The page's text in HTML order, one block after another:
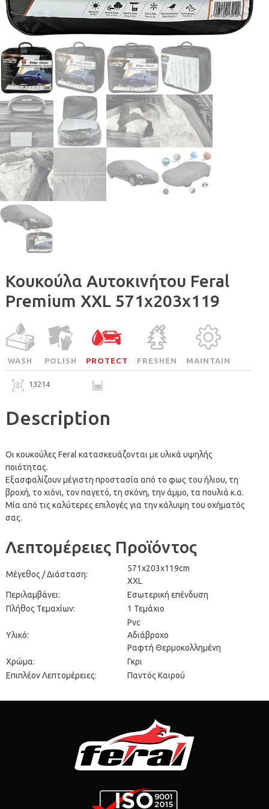
Κουκούλα Αυτοκινήτου Feral
Premium XXL 571x203x119
WASH POLISH PROTECT FRESHEN MAINTAIN
13214
Description
Οι κουκούλες Feral κατασκευάζονται με υλικά υψηλής
ποιότητας.
Εξασφαλίζουν μέγιστη προστασία από το φως του ήλιου, τη
βροχή, το χιόνι, τον παγετό, τη σκόνη, την άμμο, τα πουλιά κ.α.
Μία από τις καλύτερες επιλογές για την κάλυψη του οχήματός
σας.
Λεπτομέρειες Προϊόντος
Μέγεθος / Διάσταση:
571x203x119cm
XXL
Περιλαμβάνει:
Εσωτερική επένδυση
Πλήθος Τεμαχίων:
1 Τεμάχιο
Υλικό:
Pvc
Αδιάβροχο
Ραφτή Θερμοκολλημένη
Χρώμα:
Γκρι
Επιπλέον Λεπτομέρειες:
Παντός Καιρού